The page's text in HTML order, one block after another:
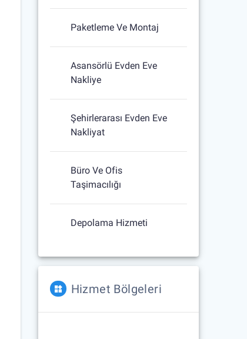
Paketleme Ve Montaj
Asansörlü Evden Eve
Nakliye
Şehirlerarası Evden Eve
Nakliyat
Büro Ve Ofis
Taşimacılığı
Depolama Hizmeti
Hizmet Bölgeleri